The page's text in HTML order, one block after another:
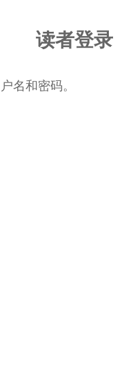
读者登录
名和密码。